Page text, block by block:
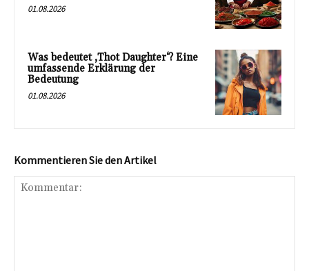
01.08.2026
Was bedeutet ‚Thot Daughter‘? Eine
umfassende Erklärung der
Bedeutung
01.08.2026
Kommentieren Sie den Artikel